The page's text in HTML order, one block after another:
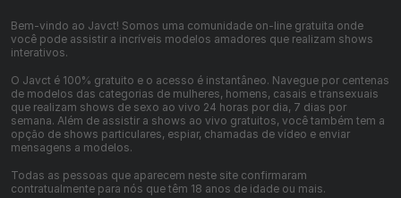
Bem-vindo ao Javct! Somos uma comunidade on-line gratuita onde
você pode assistir a incríveis modelos amadores que realizam shows
interativos.
O Javct é 100% gratuito e o acesso é instantâneo. Navegue por centenas
de modelos das categorias de mulheres, homens, casais e transexuais
que realizam shows de sexo ao vivo 24 horas por dia, 7 dias por
semana. Além de assistir a shows ao vivo gratuitos, você também tem a
opção de shows particulares, espiar, chamadas de vídeo e enviar
mensagens a modelos.
Todas as pessoas que aparecem neste site confirmaram
contratualmente para nós que têm 18 anos de idade ou mais.